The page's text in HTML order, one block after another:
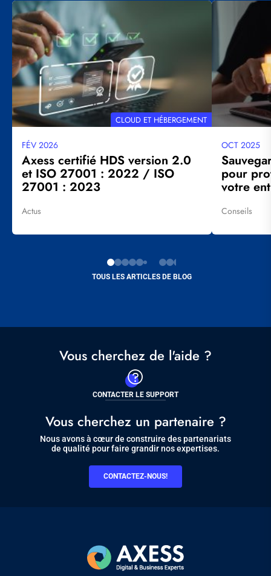
TOUS LES ARTICLES DE BLOG
Visuel
principal
THÉMATIQUE
CLOUD ET HÉBERGEMENT
Date
mise
à
jour
FÉV 2026
Axess certifié HDS version 2.0
et ISO 27001 : 2022 / ISO
27001 : 2023
Tags
Actus
Visuel
principal
Date
mise
à
jour
OCT 2025
pour
votre
Tags
Conseils
Vous cherchez de l'aide ?
CONTACTER LE SUPPORT
Vous cherchez un partenaire ?
Nous avons à cœur de construire des partenariats
de qualité pour faire grandir nos expertises.
CONTACTEZ-NOUS!